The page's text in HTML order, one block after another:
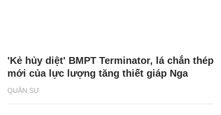
QUÂN SỰ
'Kẻ hủy diệt' BMPT Terminator, lá chắn thép
mới của lực lượng tăng thiết giáp Nga